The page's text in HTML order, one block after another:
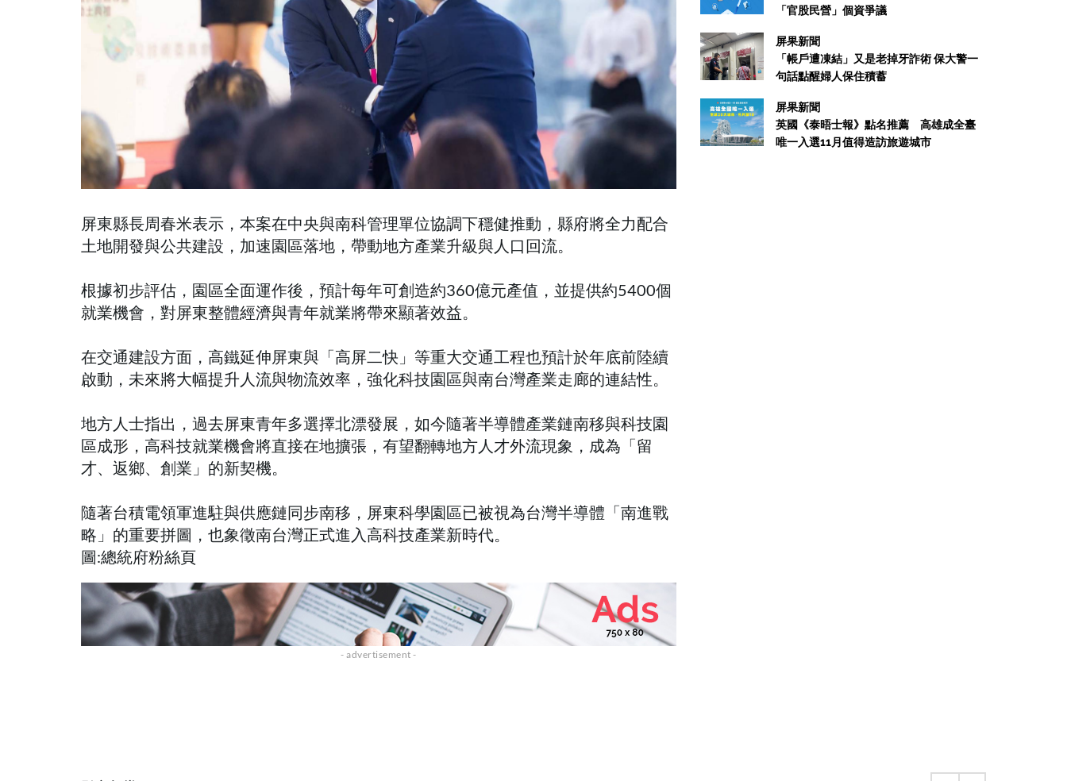
屏東縣長周春米表示，本案在中央與南科管理單位協調下穩健推動，縣府將全力配合
土地開發與公共建設，加速園區落地，帶動地方產業升級與人口回流。
根據初步評估，園區全面運作後，預計每年可創造約360億元產值，並提供約5400個
就業機會，對屏東整體經濟與青年就業將帶來顯著效益。
在交通建設方面，高鐵延伸屏東與「高屏二快」等重大交通工程也預計於年底前陸續
啟動，未來將大幅提升人流與物流效率，強化科技園區與南台灣產業走廊的連結性。
地方人士指出，過去屏東青年多選擇北漂發展，如今隨著半導體產業鏈南移與科技園
區成形，高科技就業機會將直接在地擴張，有望翻轉地方人才外流現象，成為「留
才、返鄉、創業」的新契機。
隨著台積電領軍進駐與供應鏈同步南移，屏東科學園區已被視為台灣半導體「南進戰
略」的重要拼圖，也象徵南台灣正式進入高科技產業新時代。
圖:總統府粉絲頁
「官股民營」個資爭議
屏果新聞
「帳戶遭凍結」又是老掉牙詐術 保大警一
句話點醒婦人保住積蓄
屏果新聞
英國《泰晤士報》點名推薦 高雄成全臺
唯一入選11月值得造訪旅遊城市